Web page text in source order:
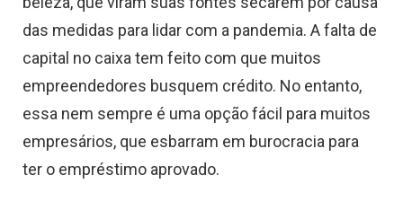
das medidas para lidar com a pandemia. A falta de
capital no caixa tem feito com que muitos
empreendedores busquem crédito. No entanto,
essa nem sempre é uma opção fácil para muitos
empresários, que esbarram em burocracia para
ter o empréstimo aprovado.